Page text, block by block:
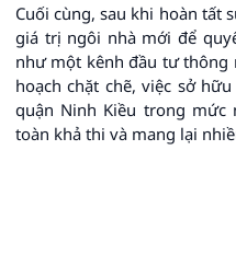
Cuối cùng, sau khi hoàn tất
giá trị ngôi nhà mới để
như một kênh đầu tư thông
hoạch chặt chẽ, việc sở
quận Ninh Kiều trong mức
toàn khả thi và mang lại